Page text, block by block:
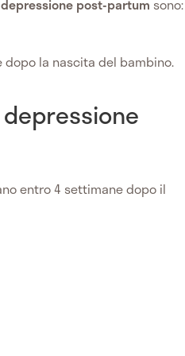
depressione post-partum sono:
la nascita del bambino.
entro 4 settimane dopo il